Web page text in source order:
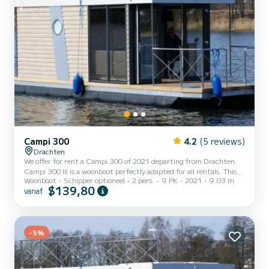
Campi 300 4.2 (5 reviews)
Drachten
We offer for rent a Campi 300 of 2021 departing from Drachten.
Campi 300 III is a woonboot perfectly adapted for all rentals. This
woonboot is very pleasant to handle for a week cruise or more. The
boat has 1 cabins with all comfort and a capacity of 2 people. With
Dit Campi 300 is uitgerust met1 toilet met douche....
Woonboot Schipper optioneel 2 pers. 9 PK 2021 9.03 m
vanaf $139,80
-5%